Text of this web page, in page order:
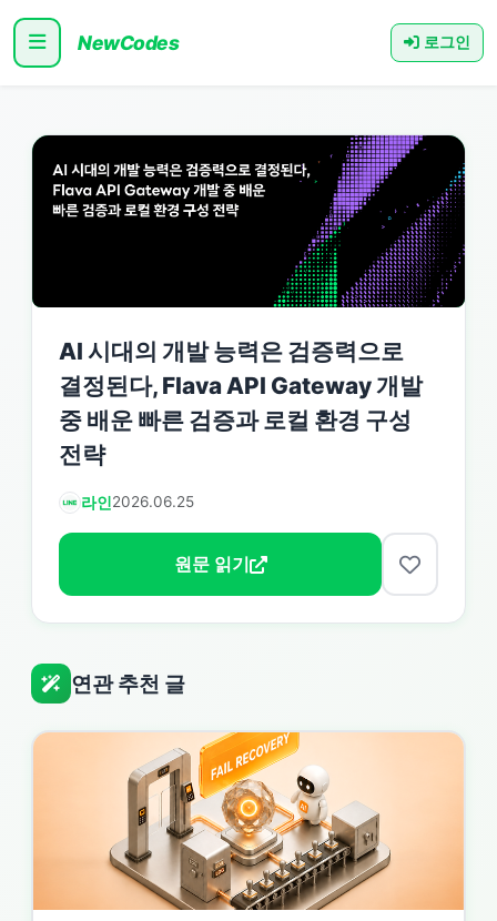
NewCodes 로그인
AI 시대의 개발 능력은 검증력으로
결정된다, Flava API Gateway 개발
중 배운 빠른 검증과 로컬 환경 구성
전략
라인2026.06.25
원문 읽기
연관 추천 글